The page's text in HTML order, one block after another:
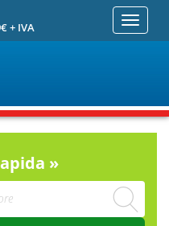
+ IVA
Toggle
»